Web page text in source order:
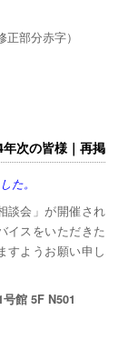
正部分赤字）
次の皆様｜再掲
た。
談会」が開催され
イスをいただきた
すようお願い申し
館 5F N501